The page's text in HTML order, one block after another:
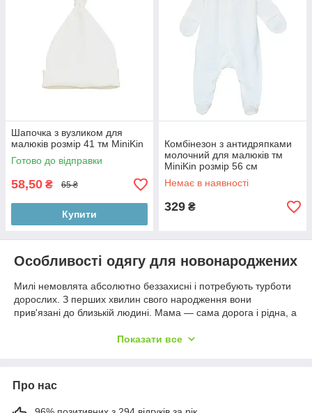
Шапочка з вузликом для
малюків розмір 41 тм MiniKin
Готово до відправки
58,50 ₴ 65 ₴
Купити
Комбінезон з антидряпками
молочний для малюків тм
MiniKin розмір 56 см
Немає в наявності
329 ₴
Особливості одягу для новонароджених
Милі немовлята абсолютно беззахисні і потребують турботи
дорослих. З перших хвилин свого народження вони
прив'язані до близькій людині. Мама — сама дорога і рідна, а
дати дітям усе найкраще, якісне, щоб їм було максимально
та зручний одяг для новонароджених від 0 і старших дітей до
дитячий одяг — те, що потрібно нашим карапузам на початку
Показати все
Про нас